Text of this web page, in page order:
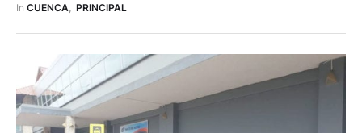
oficinas de la Empresa de Telecomunicaciones, Agua Potable
In CUENCA, PRINCIPAL